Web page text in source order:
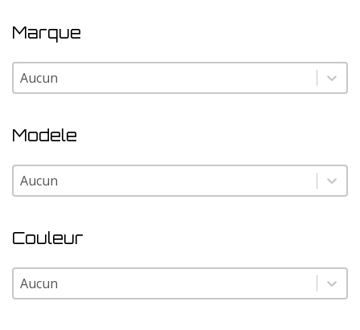
Marque
Marque
Marque
Modele
Modele
Modele
Couleur
Couleur
Couleur